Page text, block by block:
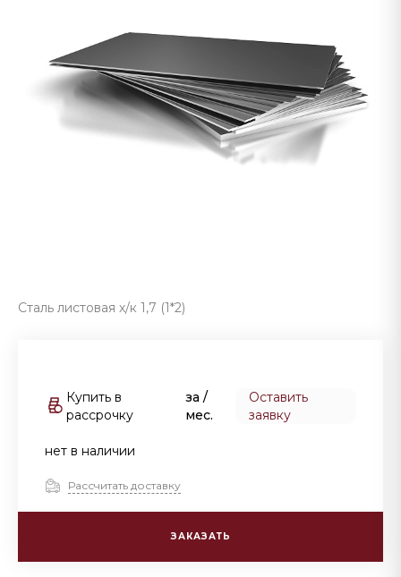
Сталь листовая х/к 1,7 (1*2)
Купить в
рассрочку
за/
мес.
Оставить
заявку
нет в наличии
Рассчитать доставку
ЗАКАЗАТЬ